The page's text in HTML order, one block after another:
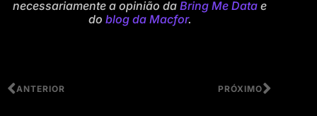
necessariamente a opinião da Bring Me Data e
do blog da Macfor.
ANTERIOR PRÓXIMO